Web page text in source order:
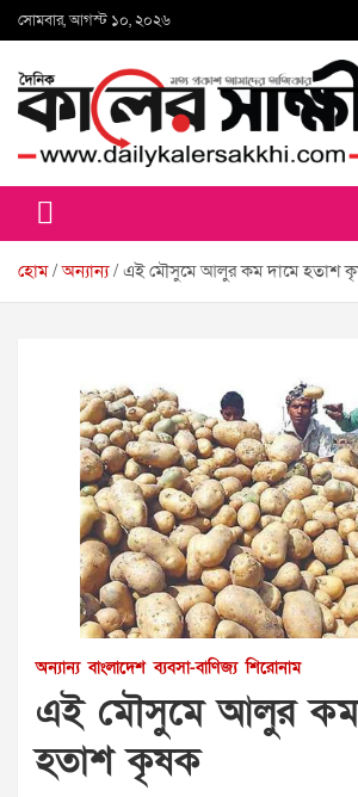
Skip
to
সোমবার, আগস্ট ১০, ২০২৬
কালের সাক্ষী
হোম অন্যান্য এই মৌসুমে আলুর কম দামে হতাশ
অন্যান্য বাংলাদেশ ব্যবসা-বাণিজ্য শিরোনাম
এই মৌসুমে আলুর কম
হতাশ কৃষক